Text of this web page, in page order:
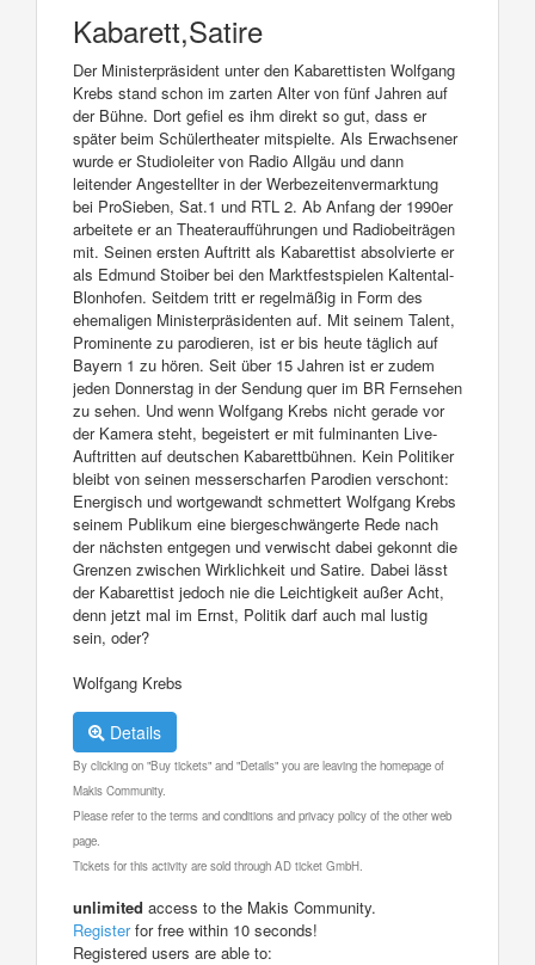
Kabarett,Satire
Der Ministerpräsident unter den Kabarettisten Wolfgang
Krebs stand schon im zarten Alter von fünf Jahren auf
der Bühne. Dort gefiel es ihm direkt so gut, dass er
später beim Schülertheater mitspielte. Als Erwachsener
wurde er Studioleiter von Radio Allgäu und dann
leitender Angestellter in der Werbezeitenvermarktung
bei ProSieben, Sat.1 und RTL 2. Ab Anfang der 1990er
arbeitete er an Theateraufführungen und Radiobeiträgen
mit. Seinen ersten Auftritt als Kabarettist absolvierte er
als Edmund Stoiber bei den Marktfestspielen Kaltental-
Blonhofen. Seitdem tritt er regelmäßig in Form des
ehemaligen Ministerpräsidenten auf. Mit seinem Talent,
Prominente zu parodieren, ist er bis heute täglich auf
Bayern 1 zu hören. Seit über 15 Jahren ist er zudem
jeden Donnerstag in der Sendung quer im BR Fernsehen
zu sehen. Und wenn Wolfgang Krebs nicht gerade vor
der Kamera steht, begeistert er mit fulminanten Live-
Auftritten auf deutschen Kabarettbühnen. Kein Politiker
bleibt von seinen messerscharfen Parodien verschont:
Energisch und wortgewandt schmettert Wolfgang Krebs
seinem Publikum eine biergeschwängerte Rede nach
der nächsten entgegen und verwischt dabei gekonnt die
Grenzen zwischen Wirklichkeit und Satire. Dabei lässt
der Kabarettist jedoch nie die Leichtigkeit außer Acht,
denn jetzt mal im Ernst, Politik darf auch mal lustig
sein, oder?
Wolfgang Krebs
Details
By clicking on "Buy tickets" and "Details" you are leaving the homepage of
Makis Community.
Please refer to the terms and conditions and privacy policy of the other web
page.
Tickets for this activity are sold through AD ticket GmbH.
unlimited access to the Makis Community.
Registerfor free within 10 seconds!
Registered users are able to: